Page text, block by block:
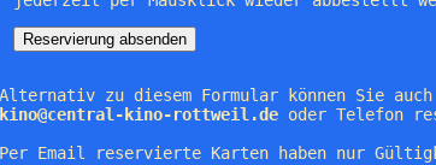
Alternativ zu diesem Formular können Sie
kino@central-kino-rottweil.de oder Telefon
Per Email reservierte Karten haben nur